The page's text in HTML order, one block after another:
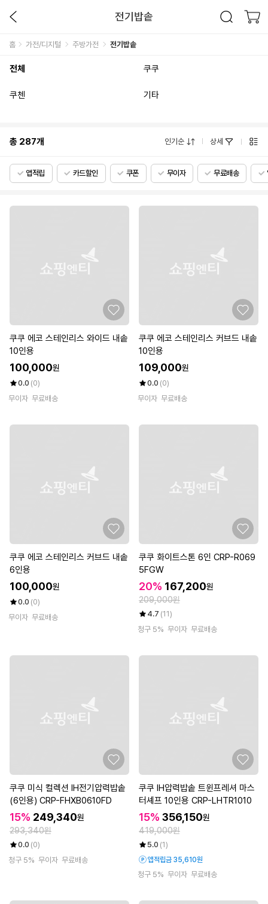
전기밥솥
홈 가전/디지털 주방가전 전기밥솥
전체 쿠쿠
쿠첸 기타
총 287개 인기순 상세
앱적립 카드할인 쿠폰 무이자 무료배송
쿠쿠 에코 스테인리스 와이드 내솥
10인용
100,000원
0.0 (0)
무이자 무료배송
쿠쿠 에코 스테인리스 커브드 내솥
10인용
109,000원
0.0 (0)
무이자 무료배송
쿠쿠 에코 스테인리스 커브드 내솥
6인용
100,000원
0.0 (0)
무이자 무료배송
쿠쿠 화이트스톤 6인 CRP-R069
5FGW
20% 167,200원
209,000원
4.7 (11)
청구 5% 무이자 무료배송
쿠쿠 미식 컬렉션 IH전기압력밥솥
(6인용) CRP-FHXB0610FD
15% 249,340원
293,340원
0.0 (0)
청구 5% 무이자 무료배송
쿠쿠 IH압력밥솥 트윈프레셔 마스
터셰프 10인용 CRP-LHTR1010
15% 356,150원
419,000원
5.0 (1)
앱적립금 35,610원
청구 5% 무이자 무료배송